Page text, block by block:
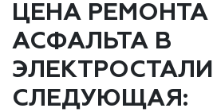
ЦЕНА РЕМОНТА
АСФАЛЬТА В
ЭЛЕКТРОСТАЛИ
СЛЕДУЮЩАЯ: